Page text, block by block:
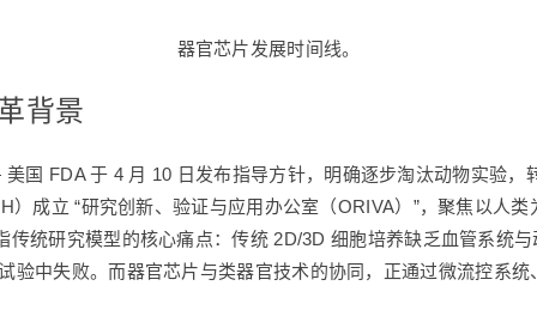
器官芯片发展时间线。
背景
国 FDA 于 4 月 10 日发布指导方针，明确逐步淘汰动物实验，
成立 “研究创新、验证与应用办公室（ORIVA）”，聚焦以人
传统研究模型的核心痛点：传统 2D/3D 细胞培养缺乏血管系统
验中失败。而器官芯片与类器官技术的协同，正通过微流控系